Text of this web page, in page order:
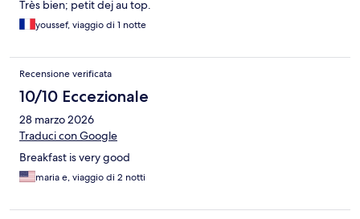
Très bien; petit dej au top.
youssef, viaggio di 1 notte
Recensione verificata
10/10 Eccezionale
28 marzo 2026
Traduci con Google
Breakfast is very good
maria e, viaggio di 2 notti